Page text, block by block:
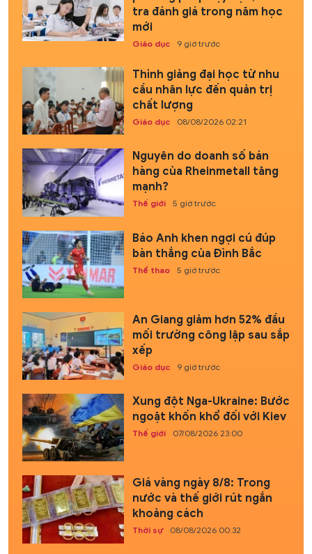
tra đánh giá trong năm học
mới
Giáo dục 9 giờ trước
Thỉnh giảng đại học từ nhu
cầu nhân lực đến quản trị
chất lượng
Giáo dục 08/08/2026 02:21
Nguyên do doanh số bán
hàng của Rheinmetall tăng
mạnh?
Thế giới 5 giờ trước
Báo Anh khen ngợi cú đúp
bàn thắng của Đình Bắc
Thể thao 5 giờ trước
An Giang giảm hơn 52% đầu
mối trường công lập sau sắp
xếp
Giáo dục 9 giờ trước
Xung đột Nga-Ukraine: Bước
ngoặt khốn khổ đối với Kiev
Thế giới 07/08/2026 23:00
Giá vàng ngày 8/8: Trong
nước và thế giới rút ngắn
khoảng cách
Thời sự 08/08/2026 00:32